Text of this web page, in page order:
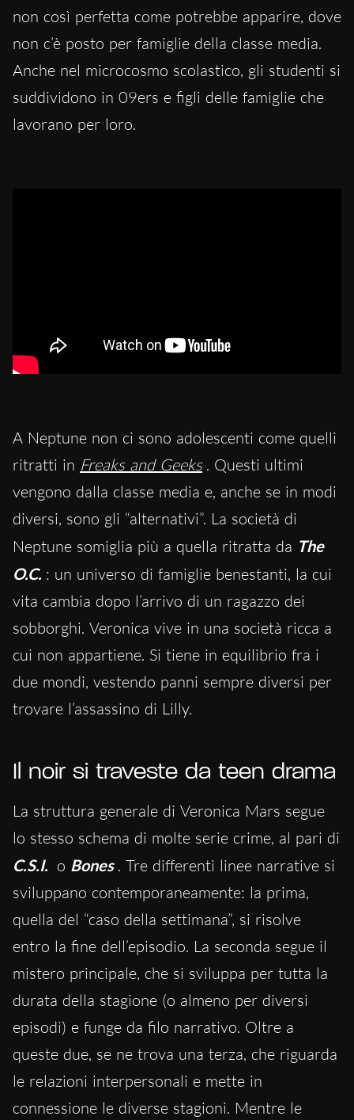
non così perfetta come potrebbe apparire, dove
non c’è posto per famiglie della classe media.
Anche nel microcosmo scolastico, gli studenti si
suddividono in 09ers e figli delle famiglie che
lavorano per loro.
A Neptune non ci sono adolescenti come quelli
ritratti in Freaks and Geeks . Questi ultimi
vengono dalla classe media e, anche se in modi
diversi, sono gli “alternativi”. La società di
Neptune somiglia più a quella ritratta da The
O.C. : un universo di famiglie benestanti, la cui
vita cambia dopo l’arrivo di un ragazzo dei
sobborghi. Veronica vive in una società ricca a
cui non appartiene. Si tiene in equilibrio fra i
due mondi, vestendo panni sempre diversi per
trovare l’assassino di Lilly.
Il noir si traveste da teen drama
La struttura generale di Veronica Mars segue
lo stesso schema di molte serie crime, al pari di
C.S.I. o Bones . Tre differenti linee narrative si
sviluppano contemporaneamente: la prima,
quella del “caso della settimana”, si risolve
entro la fine dell’episodio. La seconda segue il
mistero principale, che si sviluppa per tutta la
durata della stagione (o almeno per diversi
episodi) e funge da filo narrativo. Oltre a
queste due, se ne trova una terza, che riguarda
le relazioni interpersonali e mette in
connessione le diverse stagioni. Mentre le